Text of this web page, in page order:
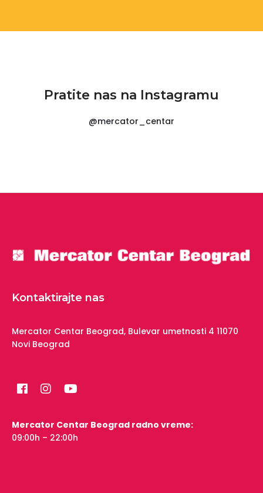
Pratite nas na Instagramu
@mercator_centar
Kontaktirajte nas
Mercator Centar Beograd, Bulevar umetnosti 4 11070
Novi Beograd
Mercator Centar Beograd radno vreme:
09:00h – 22:00h